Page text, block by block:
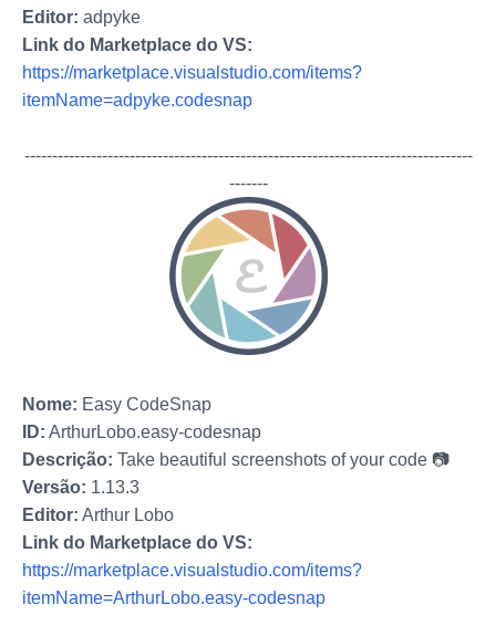
Editor: adpyke
Link do Marketplace do VS:
https://marketplace.visualstudio.com/items?
itemName=adpyke.codesnap
---------------------------------------------------------------------------------
-------
Nome: Easy CodeSnap
ID: ArthurLobo.easy-codesnap
Descrição: Take beautiful screenshots of your code 📷
Versão: 1.13.3
Editor: Arthur Lobo
Link do Marketplace do VS:
https://marketplace.visualstudio.com/items?
itemName=ArthurLobo.easy-codesnap